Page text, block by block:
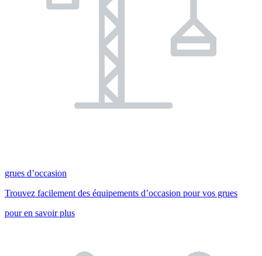
grues d’occasion
Trouvez facilement des équipements d’occasion pour vos grues
pour en savoir plus